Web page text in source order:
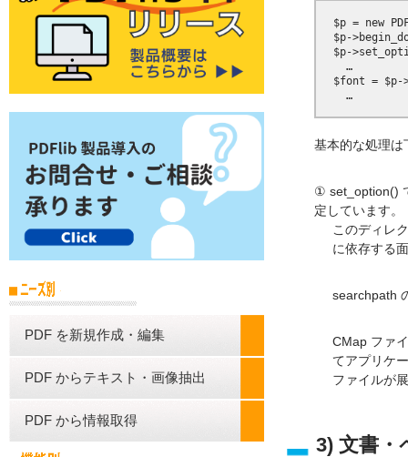
PDF を新規作成・編集
PDF からテキスト・画像抽出
PDF から情報取得
$p = new
$p-
$p-
    …
$font = $p-
基本的な処理は
① set_option()
定しています。
このディレ
に依存する
searchpath
CMap ファ
てアプリケ
ファイルが
3) 文書・